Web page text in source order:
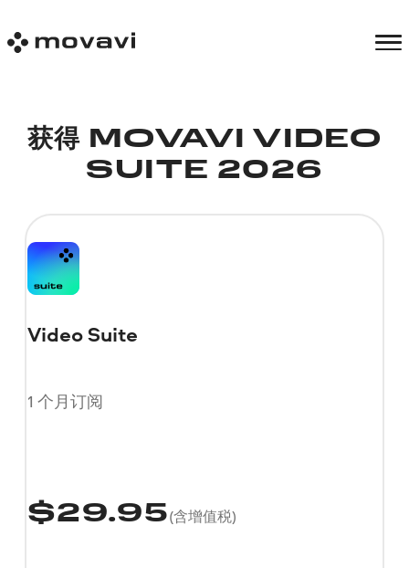
获得 MOVAVI VIDEO
SUITE 2026
Video Suite
1 个月订阅
$29.95(含增值税)